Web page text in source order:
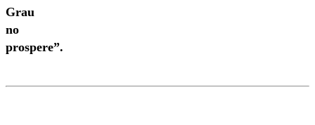
Grau
no
prospere”.